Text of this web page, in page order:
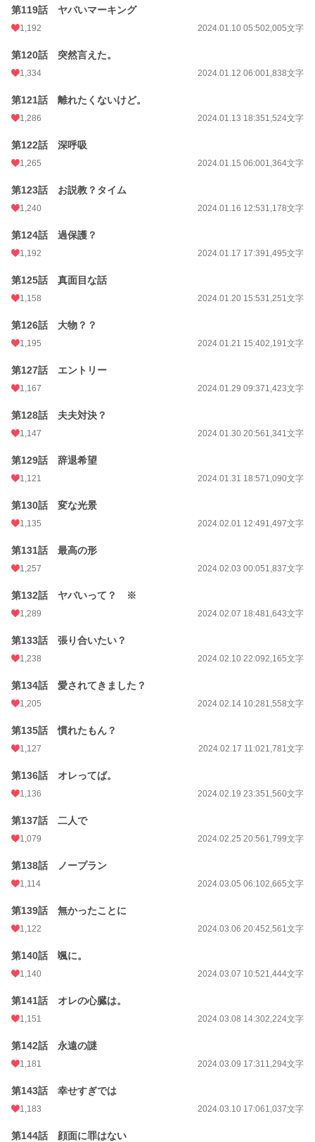
第119話 ヤバいマーキング
1,192 2024.01.10 05:502,005文字
第120話 突然言えた。
1,334 2024.01.12 06:001,838文字
第121話 離れたくないけど。
1,286 2024.01.13 18:351,524文字
第122話 深呼吸
1,265 2024.01.15 06:001,364文字
第123話 お説教？タイム
1,240 2024.01.16 12:531,178文字
第124話 過保護？
1,192 2024.01.17 17:391,495文字
第125話 真面目な話
1,158 2024.01.20 15:531,251文字
第126話 大物？？
1,195 2024.01.21 15:402,191文字
第127話 エントリー
1,167 2024.01.29 09:371,423文字
第128話 夫夫対決？
1,147 2024.01.30 20:561,341文字
第129話 辞退希望
1,121 2024.01.31 18:571,090文字
第130話 変な光景
1,135 2024.02.01 12:491,497文字
第131話 最高の形
1,257 2024.02.03 00:051,837文字
第132話 ヤバいって？ ※
1,289 2024.02.07 18:481,643文字
第133話 張り合いたい？
1,238 2024.02.10 22:092,165文字
第134話 愛されてきました？
1,205 2024.02.14 10:281,558文字
第135話 慣れたもん？
1,127 2024.02.17 11:021,781文字
第136話 オレってば。
1,136 2024.02.19 23:351,560文字
第137話 二人で
1,079 2024.02.25 20:561,799文字
第138話 ノープラン
1,114 2024.03.05 06:102,665文字
第139話 無かったことに
1,122 2024.03.06 20:452,561文字
第140話 颯に。
1,140 2024.03.07 10:521,444文字
第141話 オレの心臓は。
1,151 2024.03.08 14:302,224文字
第142話 永遠の謎
1,181 2024.03.09 17:31 1,294文字
第143話 幸せすぎでは
1,183 2024.03.10 17:061,037文字
第144話 顔面に罪はない